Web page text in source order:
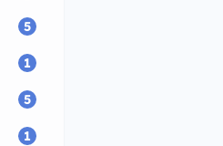
5
1
5
1